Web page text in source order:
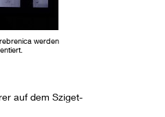
werden
auf dem Sziget-